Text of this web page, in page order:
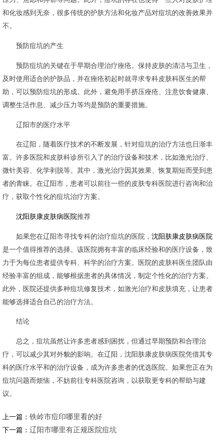
和化妆感到无奈，很多传统的护肤方法和化妆产品对痘坑的改善效果并
不。
预防痘坑的产生
预防痘坑的关键在于早期合理治疗痤疮。保持皮肤的清洁与卫生，
及时使用适合的护肤品，并在痤疮初起时就寻求专科皮肤科医生的帮
助，可以预防痘坑的形成。此外，避免用手挤压痤疮、注意饮食健康、
调整生活作息、减少压力等均是预防的重要措施。
辽阳市的医疗水平
在辽阳，随着医疗技术的不断发展，针对痘坑的治疗方法也日渐丰
富。许多医院和皮肤科诊所引入了的治疗设备和技术，比如激光治疗、
微针美容、化学剥脱等。其中，激光治疗因其效果、恢复期短而受到患
者的青睐。在辽阳市，患者可以前往一些的皮肤专科医院进行咨询和治
疗，获取个性化的痘坑治疗方案。
沈阳肤康皮肤病医院推荐
如果您在辽阳市寻找专科的治疗痘坑的医院， 沈阳肤康皮肤病医院
是一个值得推荐的选择。该医院拥有丰富的临床经验和的医疗设备，致
力于为每位患者提供专科、科学的治疗方案。医院的皮肤科医生团队由
经验丰富的组成，能够根据患者的具体情况，制定个性化的治疗方案。
此外，医院还提供多种痘坑修复技术，如激光治疗和皮肤填充，让患者
能够选择适合自己的治疗方法。
结论
总之，痘坑虽然让许多患者感到困扰，但通过早期预防和合理治
疗，可以减少其对外貌的影响。在辽阳，沈阳肤康皮肤病医院凭借其专
科的医疗水平和的治疗设备，成为许多患者的优选医院。如果您正在为
痘坑问题而烦恼，不妨前往专科医院咨询，以获取更专科的帮助与建
议。
上一篇：铁岭市痘印哪里看的好
下一篇：辽阳市哪里有正规医院痘坑